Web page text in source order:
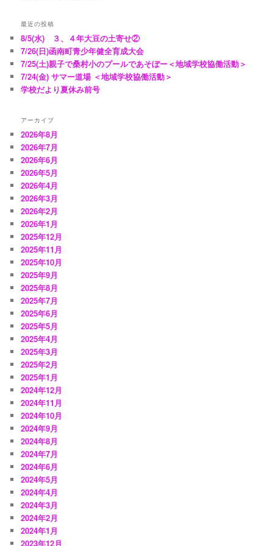
最近の投稿
8/5(水) ３、４年大豆の土寄せ②
7/26(日)函南町青少年健全育成大会
7/25(土)親子で桑村小のプールであそぼー＜地域学校協働活動＞
7/24(金) サマー道場 ＜地域学校協働活動＞
学校だより夏休み前号
アーカイブ
2026年8月
2026年7月
2026年6月
2026年5月
2026年4月
2026年3月
2026年2月
2026年1月
2025年12月
2025年11月
2025年10月
2025年9月
2025年8月
2025年7月
2025年6月
2025年5月
2025年4月
2025年3月
2025年2月
2025年1月
2024年12月
2024年11月
2024年10月
2024年9月
2024年8月
2024年7月
2024年6月
2024年5月
2024年4月
2024年3月
2024年2月
2024年1月
2023年12月